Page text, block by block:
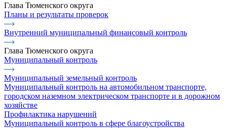
Глава Тюменского округа
Планы и результаты проверок
Внутренний муниципальный финансовый контроль
Глава Тюменского округа
Муниципальный контроль
Муниципальный земельный контроль
Муниципальный контроль на автомобильном транспорте,
городском наземном электрическом транспорте и в дорожном
хозяйстве
Профилактика нарушений
Муниципальный контроль в сфере благоустройства